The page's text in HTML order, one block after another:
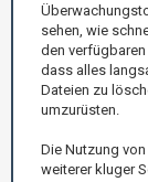
sehen, wie
den
dass alles
Dateien zu
umzurüsten.
Die Nutzung
weiterer kluger